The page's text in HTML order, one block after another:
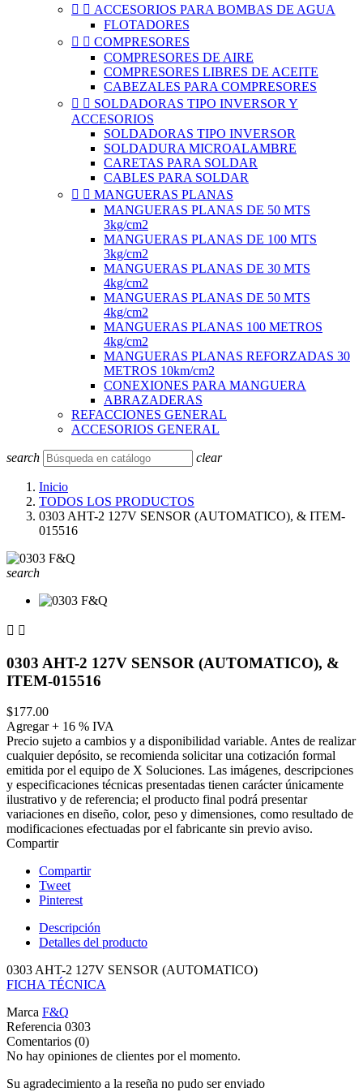
  ACCESORIOS PARA BOMBAS DE AGUA
FLOTADORES
  COMPRESORES
COMPRESORES DE AIRE
COMPRESORES LIBRES DE ACEITE
CABEZALES PARA COMPRESORES
  SOLDADORAS TIPO INVERSOR Y
ACCESORIOS
SOLDADORAS TIPO INVERSOR
SOLDADURA MICROALAMBRE
CARETAS PARA SOLDAR
CABLES PARA SOLDAR
  MANGUERAS PLANAS
MANGUERAS PLANAS DE 50 MTS
3kg/cm2
MANGUERAS PLANAS DE 100 MTS
3kg/cm2
MANGUERAS PLANAS DE 30 MTS
4kg/cm2
MANGUERAS PLANAS DE 50 MTS
4kg/cm2
MANGUERAS PLANAS 100 METROS
4kg/cm2
MANGUERAS PLANAS REFORZADAS 30
METROS 10km/cm2
CONEXIONES PARA MANGUERA
ABRAZADERAS
REFACCIONES GENERAL
ACCESORIOS GENERAL
search clear
Inicio
TODOS LOS PRODUCTOS
0303 AHT-2 127V SENSOR (AUTOMATICO), & ITEM-
015516
search
 
0303 AHT-2 127V SENSOR (AUTOMATICO), &
ITEM-015516
$177.00
Agregar + 16 % IVA
Precio sujeto a cambios y a disponibilidad variable. Antes de realizar
cualquier depósito, se recomienda solicitar una cotización formal
emitida por el equipo de X Soluciones. Las imágenes, descripciones
y especificaciones técnicas presentadas tienen carácter únicamente
ilustrativo y de referencia; el producto final podrá presentar
variaciones en diseño, color, peso y dimensiones, como resultado de
modificaciones efectuadas por el fabricante sin previo aviso.
Compartir
Compartir
Tweet
Pinterest
Descripción
Detalles del producto
0303 AHT-2 127V SENSOR (AUTOMATICO)
FICHA TÉCNICA
Marca F&Q
Referencia 0303
Comentarios (0)
No hay opiniones de clientes por el momento.
Su agradecimiento a la reseña no pudo ser enviado